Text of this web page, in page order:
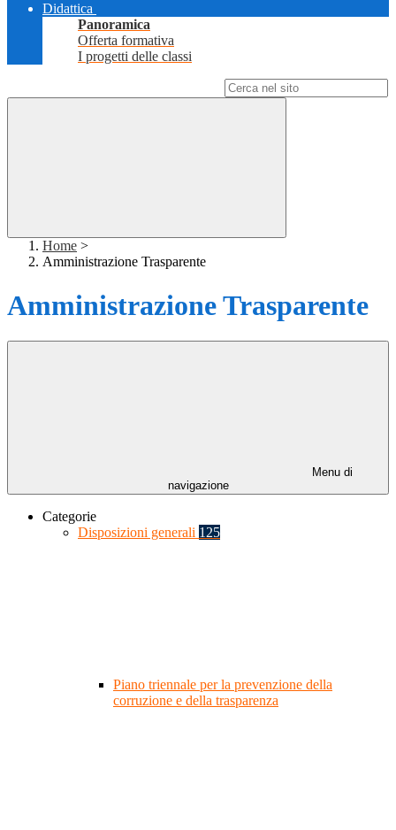
Didattica
Panoramica
Offerta formativa
I progetti delle classi
Home >
Amministrazione Trasparente
Amministrazione Trasparente
Menu di
navigazione
Categorie
Disposizioni generali 125
Piano triennale per la prevenzione della
corruzione e della trasparenza